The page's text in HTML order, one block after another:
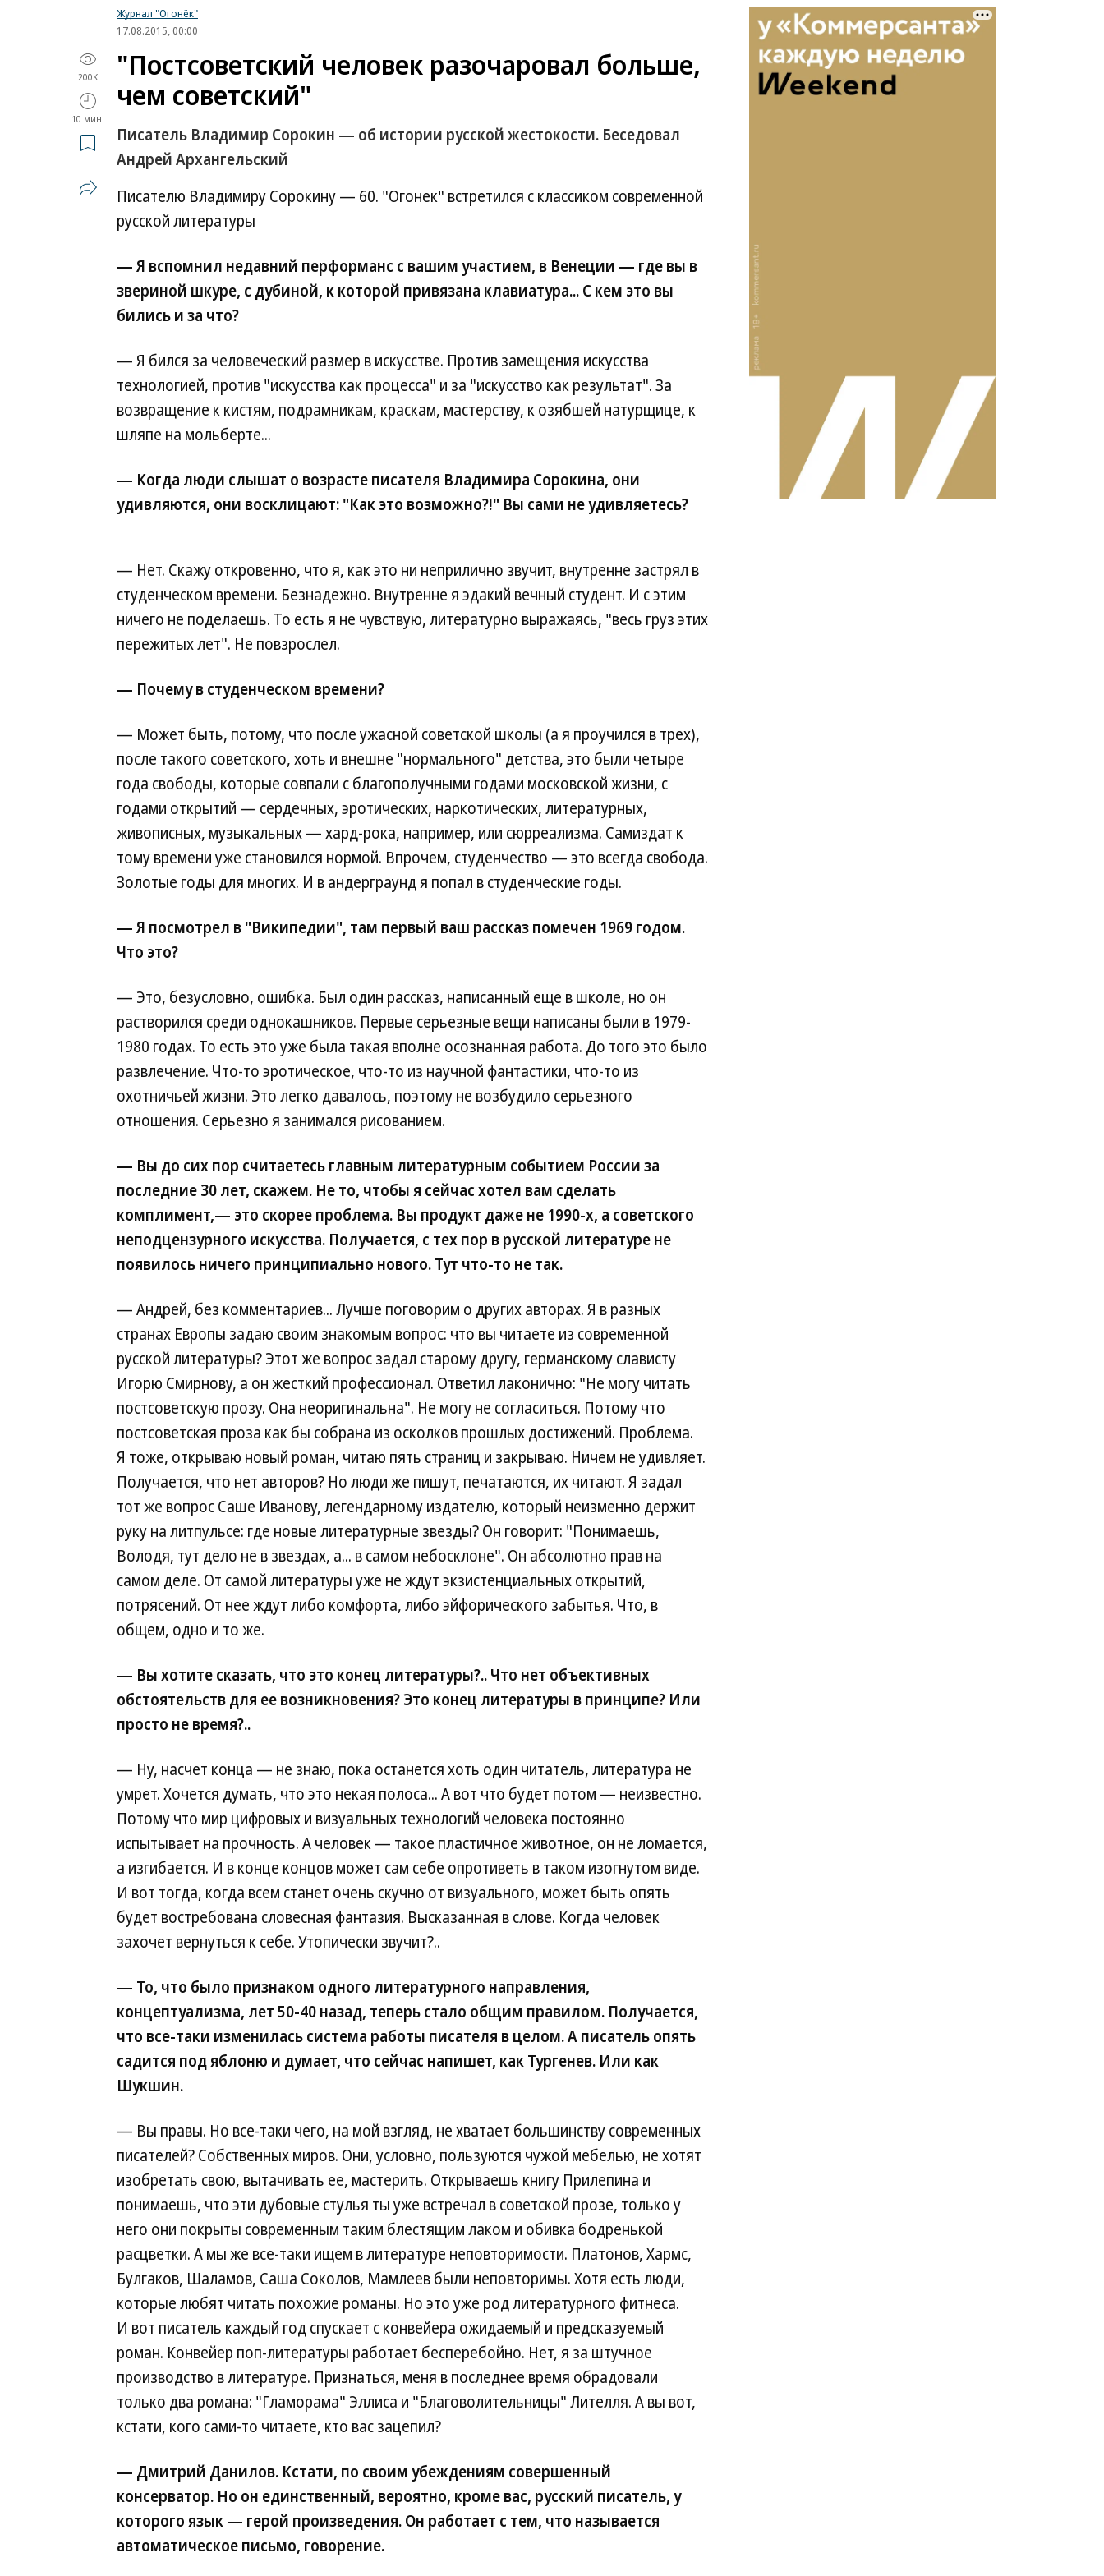
Журнал "Огонёк"
17.08.2015, 00:00
200K
10 мин.
"Постсоветский человек разочаровал больше,
чем советский"
Писатель Владимир Сорокин — об истории русской жестокости. Беседовал
Андрей Архангельский
Писателю Владимиру Сорокину — 60. "Огонек" встретился с классиком современной
русской литературы
— Я вспомнил недавний перформанс с вашим участием, в Венеции — где вы в
звериной шкуре, с дубиной, к которой привязана клавиатура... С кем это вы
бились и за что?
— Я бился за человеческий размер в искусстве. Против замещения искусства
технологией, против "искусства как процесса" и за "искусство как результат". За
возвращение к кистям, подрамникам, краскам, мастерству, к озябшей натурщице, к
шляпе на мольберте...
— Когда люди слышат о возрасте писателя Владимира Сорокина, они
удивляются, они восклицают: "Как это возможно?!" Вы сами не удивляетесь?
— Нет. Скажу откровенно, что я, как это ни неприлично звучит, внутренне застрял в
студенческом времени. Безнадежно. Внутренне я эдакий вечный студент. И с этим
ничего не поделаешь. То есть я не чувствую, литературно выражаясь, "весь груз этих
пережитых лет". Не повзрослел.
— Почему в студенческом времени?
— Может быть, потому, что после ужасной советской школы (а я проучился в трех),
после такого советского, хоть и внешне "нормального" детства, это были четыре
года свободы, которые совпали с благополучными годами московской жизни, с
годами открытий — сердечных, эротических, наркотических, литературных,
живописных, музыкальных — хард-рока, например, или сюрреализма. Самиздат к
тому времени уже становился нормой. Впрочем, студенчество — это всегда свобода.
Золотые годы для многих. И в андерграунд я попал в студенческие годы.
— Я посмотрел в "Википедии", там первый ваш рассказ помечен 1969 годом.
Что это?
— Это, безусловно, ошибка. Был один рассказ, написанный еще в школе, но он
растворился среди однокашников. Первые серьезные вещи написаны были в 1979-
1980 годах. То есть это уже была такая вполне осознанная работа. До того это было
развлечение. Что-то эротическое, что-то из научной фантастики, что-то из
охотничьей жизни. Это легко давалось, поэтому не возбудило серьезного
отношения. Серьезно я занимался рисованием.
— Вы до сих пор считаетесь главным литературным событием России за
последние 30 лет, скажем. Не то, чтобы я сейчас хотел вам сделать
комплимент,— это скорее проблема. Вы продукт даже не 1990-х, а советского
неподцензурного искусства. Получается, с тех пор в русской литературе не
появилось ничего принципиально нового. Тут что-то не так.
— Андрей, без комментариев... Лучше поговорим о других авторах. Я в разных
странах Европы задаю своим знакомым вопрос: что вы читаете из современной
русской литературы? Этот же вопрос задал старому другу, германскому слависту
Игорю Смирнову, а он жесткий профессионал. Ответил лаконично: "Не могу читать
постсоветскую прозу. Она неоригинальна". Не могу не согласиться. Потому что
постсоветская проза как бы собрана из осколков прошлых достижений. Проблема.
Я тоже, открываю новый роман, читаю пять страниц и закрываю. Ничем не удивляет.
Получается, что нет авторов? Но люди же пишут, печатаются, их читают. Я задал
тот же вопрос Саше Иванову, легендарному издателю, который неизменно держит
руку на литпульсе: где новые литературные звезды? Он говорит: "Понимаешь,
Володя, тут дело не в звездах, а... в самом небосклоне". Он абсолютно прав на
самом деле. От самой литературы уже не ждут экзистенциальных открытий,
потрясений. От нее ждут либо комфорта, либо эйфорического забытья. Что, в
общем, одно и то же.
— Вы хотите сказать, что это конец литературы?.. Что нет объективных
обстоятельств для ее возникновения? Это конец литературы в принципе? Или
просто не время?..
— Ну, насчет конца — не знаю, пока останется хоть один читатель, литература не
умрет. Хочется думать, что это некая полоса... А вот что будет потом — неизвестно.
Потому что мир цифровых и визуальных технологий человека постоянно
испытывает на прочность. А человек — такое пластичное животное, он не ломается,
а изгибается. И в конце концов может сам себе опротиветь в таком изогнутом виде.
И вот тогда, когда всем станет очень скучно от визуального, может быть опять
будет востребована словесная фантазия. Высказанная в слове. Когда человек
захочет вернуться к себе. Утопически звучит?..
— То, что было признаком одного литературного направления,
концептуализма, лет 50-40 назад, теперь стало общим правилом. Получается,
что все-таки изменилась система работы писателя в целом. А писатель опять
садится под яблоню и думает, что сейчас напишет, как Тургенев. Или как
Шукшин.
— Вы правы. Но все-таки чего, на мой взгляд, не хватает большинству современных
писателей? Собственных миров. Они, условно, пользуются чужой мебелью, не хотят
изобретать свою, вытачивать ее, мастерить. Открываешь книгу Прилепина и
понимаешь, что эти дубовые стулья ты уже встречал в советской прозе, только у
него они покрыты современным таким блестящим лаком и обивка бодренькой
расцветки. А мы же все-таки ищем в литературе неповторимости. Платонов, Хармс,
Булгаков, Шаламов, Саша Соколов, Мамлеев были неповторимы. Хотя есть люди,
которые любят читать похожие романы. Но это уже род литературного фитнеса.
И вот писатель каждый год спускает с конвейера ожидаемый и предсказуемый
роман. Конвейер поп-литературы работает бесперебойно. Нет, я за штучное
производство в литературе. Признаться, меня в последнее время обрадовали
только два романа: "Гламорама" Эллиса и "Благоволительницы" Лителля. А вы вот,
кстати, кого сами-то читаете, кто вас зацепил?
— Дмитрий Данилов. Кстати, по своим убеждениям совершенный
консерватор. Но он единственный, вероятно, кроме вас, русский писатель, у
которого язык — герой произведения. Он работает с тем, что называется
автоматическое письмо, говорение.